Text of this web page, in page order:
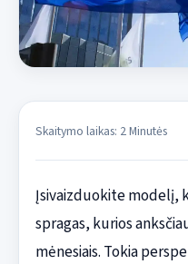
Skaitymo laikas: 2 Minutės
Įsivaizduokite modelį,
spragas, kurios
mėnesiais. Tokia